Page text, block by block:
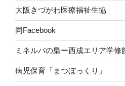
大阪きづがわ医療福祉生協
同Facebook
ミネルバの梟ー西成エリア学修
病児保育「まつぼっくり」